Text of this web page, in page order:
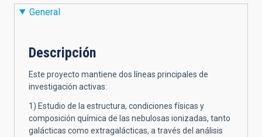
General
Descripción
Este proyecto mantiene dos líneas principales de
investigación activas:
1) Estudio de la estructura, condiciones físicas y
composición química de las nebulosas ionizadas, tanto
galácticas como extragalácticas, a través del análisis